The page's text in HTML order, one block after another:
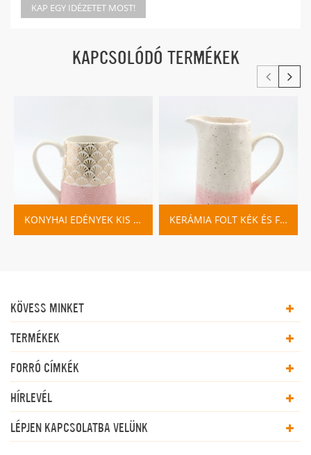
KAP EGY IDÉZETET MOST!
KAPCSOLÓDÓ TERMÉKEK
KONYHAI EDÉNYEK KIS ZÖLD KERÁMIA TEJKANCSÓ KERÁMIA FOLT KÉK ÉS FEHÉR KANCSÓ
KÖVESS MINKET
TERMÉKEK
FORRÓ CÍMKÉK
HÍRLEVÉL
LÉPJEN KAPCSOLATBA VELÜNK